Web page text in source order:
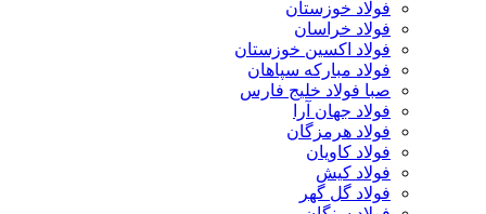
فولاد خوزستان
فولاد خراسان
فولاد اکسین خوزستان
فولاد مبارکه سپاهان
صبا فولاد خلیج فارس
فولاد جهان آرا
فولاد هرمزگان
فولاد کاویان
فولاد کیش
فولاد گل گهر